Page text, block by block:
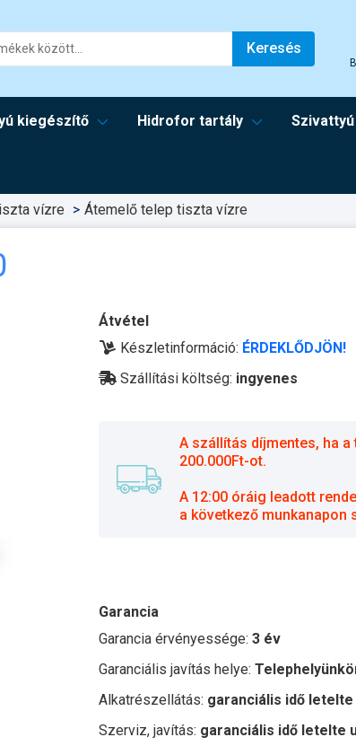
Keresés
kiegészítő Hidrofor tartály
vízre Átemelő telep tiszta vízre
Átvétel
Készletinformáció: ÉRDEKLŐDJÖN!
Szállítási költség: ingyenes
A szállítás díjmentes, ha
200.000Ft-ot.
A 12:00 óráig leadott
a következő munkanapon
Garancia
Garancia érvényessége: 3 év
Garanciális javítás helye:
Alkatrészellátás: garanciális idő letelte
Szerviz, javítás: garanciális idő letelte